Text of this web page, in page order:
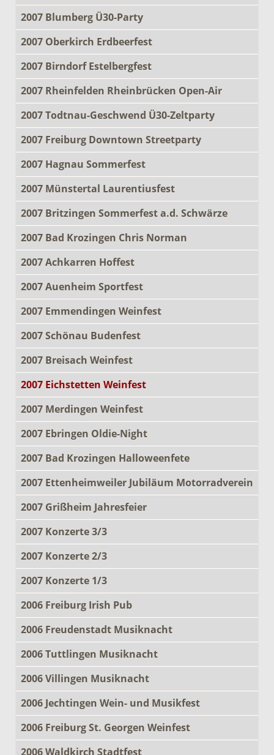
2007 Blumberg Ü30-Party
2007 Oberkirch Erdbeerfest
2007 Birndorf Estelbergfest
2007 Rheinfelden Rheinbrücken Open-Air
2007 Todtnau-Geschwend Ü30-Zeltparty
2007 Freiburg Downtown Streetparty
2007 Hagnau Sommerfest
2007 Münstertal Laurentiusfest
2007 Britzingen Sommerfest a.d. Schwärze
2007 Bad Krozingen Chris Norman
2007 Achkarren Hoffest
2007 Auenheim Sportfest
2007 Emmendingen Weinfest
2007 Schönau Budenfest
2007 Breisach Weinfest
2007 Eichstetten Weinfest
2007 Merdingen Weinfest
2007 Ebringen Oldie-Night
2007 Bad Krozingen Halloweenfete
2007 Ettenheimweiler Jubiläum Motorradverein
2007 Grißheim Jahresfeier
2007 Konzerte 3/3
2007 Konzerte 2/3
2007 Konzerte 1/3
2006 Freiburg Irish Pub
2006 Freudenstadt Musiknacht
2006 Tuttlingen Musiknacht
2006 Villingen Musiknacht
2006 Jechtingen Wein- und Musikfest
2006 Freiburg St. Georgen Weinfest
2006 Waldkirch Stadtfest